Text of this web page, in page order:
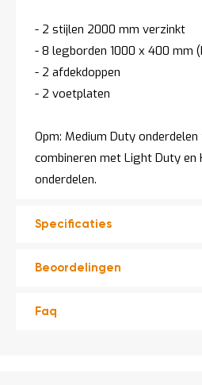
- 2 stijlen 2000 mm verzinkt
- 8 legborden 1000 x 400 mm
- 2 afdekdoppen
- 2 voetplaten
Opm: Medium Duty
combineren met Light Duty en
onderdelen.
Specificaties
Beoordelingen
Faq